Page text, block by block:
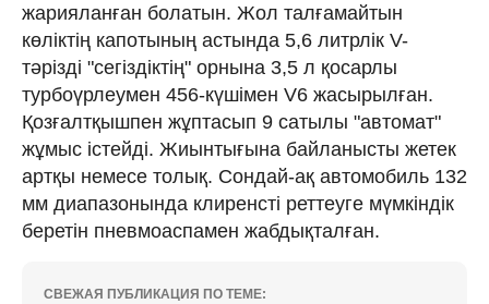
жарияланған болатын. Жол талғамайтын
көліктің капотының астында 5,6 литрлік V-
тәрізді "сегіздіктің" орнына 3,5 л қосарлы
турбоүрлеумен 456-күшімен V6 жасырылған.
Қозғалтқышпен жұптасып 9 сатылы "автомат"
жұмыс істейді. Жиынтығына байланысты жетек
артқы немесе толық. Сондай-ақ автомобиль 132
мм диапазонында клиренсті реттеуге мүмкіндік
беретін пневмоаспамен жабдықталған.
СВЕЖАЯ ПУБЛИКАЦИЯ ПО ТЕМЕ: